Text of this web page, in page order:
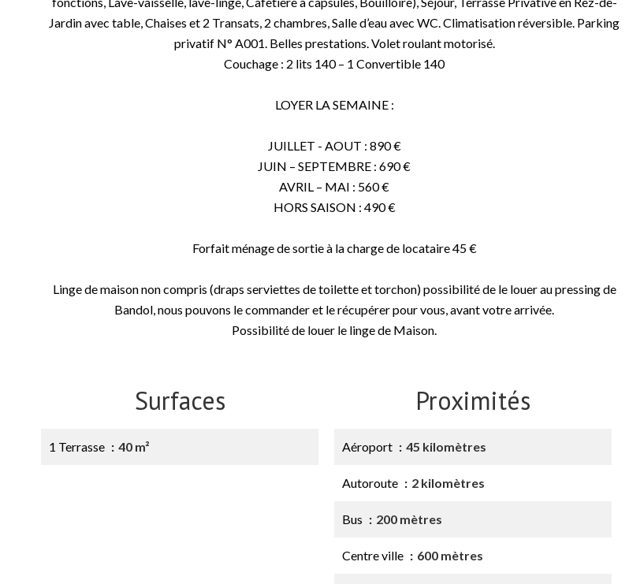
Jardin avec table, Chaises et 2 Transats, 2 chambres, Salle d’eau avec WC. Climatisation réversible. Parking
privatif N° A001. Belles prestations. Volet roulant motorisé.
Couchage : 2 lits 140 – 1 Convertible 140
LOYER LA SEMAINE :
JUILLET - AOUT : 890 €
JUIN – SEPTEMBRE : 690 €
AVRIL – MAI : 560 €
HORS SAISON : 490 €
Forfait ménage de sortie à la charge de locataire 45 €
Linge de maison non compris (draps serviettes de toilette et torchon) possibilité de le louer au pressing de
Bandol, nous pouvons le commander et le récupérer pour vous, avant votre arrivée.
Possibilité de louer le linge de Maison.
Surfaces
1 Terrasse 40 m²
Proximités
Aéroport 45 kilomètres
Autoroute 2 kilomètres
Bus 200 mètres
Centre ville 600 mètres